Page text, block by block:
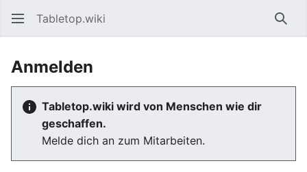
Tabletop.wiki
Anmelden
Tabletop.wiki wird von Menschen wie dir
geschaffen.
Melde dich an zum Mitarbeiten.